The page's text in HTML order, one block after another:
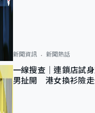
新聞資訊 新聞熱話
一線搜查｜連鎖店試
男扯開 港女換衫險